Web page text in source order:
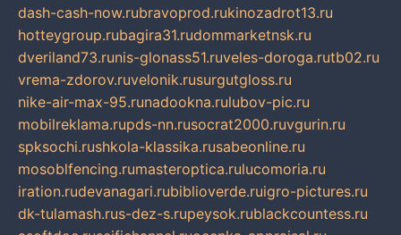
dash-cash-now.rubravoprod.rukinozadrot13.ru
hotteygroup.rubagira31.rudommarketnsk.ru
dveriland73.runis-glonass51.ruveles-doroga.rutb02.ru
vrema-zdorov.ruvelonik.rusurgutgloss.ru
nike-air-max-95.runadookna.rulubov-pic.ru
mobilreklama.rupds-nn.rusocrat2000.ruvgurin.ru
spksochi.rushkola-klassika.rusabeonline.ru
mosoblfencing.rumasteroptica.rulucomoria.ru
iration.rudevanagari.rubiblioverde.ruigro-pictures.ru
dk-tulamash.rus-dez-s.rupeysok.rublackcountess.ru